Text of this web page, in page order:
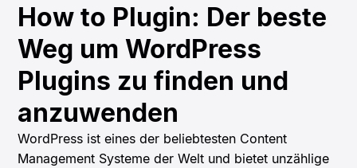
How to Plugin: Der beste
Weg um WordPress
Plugins zu finden und
anzuwenden
WordPress ist eines der beliebtesten Content
Management Systeme der Welt und bietet unzählige